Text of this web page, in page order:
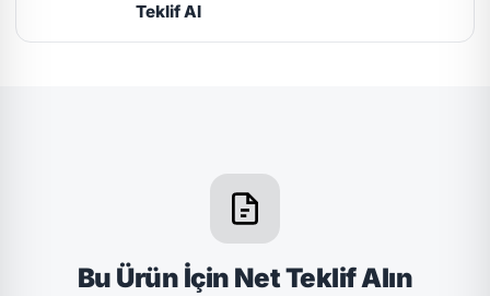
Teklif Al
Bu Ürün İçin Net Teklif Alın